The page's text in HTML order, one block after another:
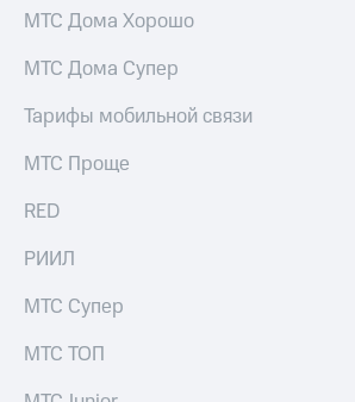
Корпоративное
секретарь
ПАО
"МТС"
Собрания
акционеров
Личный
МТС Дома Хорошо
МТС Дома Супер
Тарифы мобильной связи
МТС Проще
RED
РИИЛ
МТС Супер
МТС ТОП